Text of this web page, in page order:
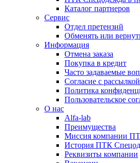
Каталог партнеров
Сервис
Отдел претензий
Обменять или
Информация
Отмена заказа
Покупка в кредит
Часто задаваемые
Согласие с рассылкой
Политика
Пользовательское
О нас
Alfa-lab
Преимущества
Миссия компании
История ПТК
Реквизиты компании